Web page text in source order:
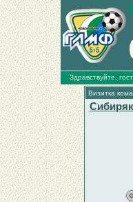
Здравствуйте,
Визитка